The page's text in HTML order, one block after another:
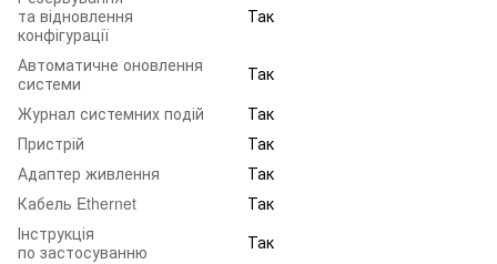
та відновлення
конфігурації
Так
Автоматичне оновлення
системи
Так
Журнал системних подій
Так
Пристрій
Так
Адаптер живлення
Так
Кабель Ethernet
Так
Інструкція
по застосуванню
Так